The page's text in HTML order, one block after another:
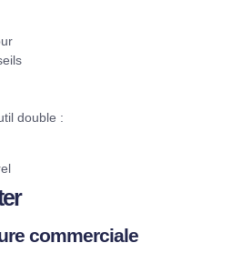
double :
commerciale